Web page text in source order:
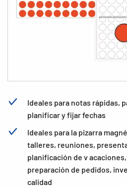
Ideales para notas rápidas,
planificar y fijar fechas
Ideales para la pizarra
talleres, reuniones,
planificación de v
preparación de pedidos,
calidad